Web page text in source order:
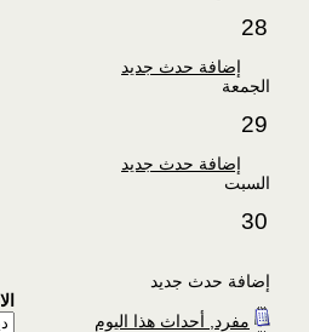
28
إضافة حدث جديد
الجمعة
29
إضافة حدث جديد
السبت
30
إضافة حدث جديد
مفرد, أحداث هذا اليوم